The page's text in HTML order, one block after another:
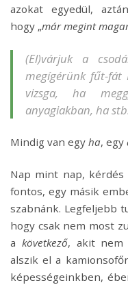
azokat egyedül,
hogy „már megint
(El)várjuk a
megígérünk fűt-fát
vizsga, ha
anyagiakban, ha
Mindig van egy ha, egy
Nap mint nap,
fontos, egy másik
szabnánk. Legfeljebb
hogy csak nem most
a következő, akit nem
alszik el a
képességeinkben,